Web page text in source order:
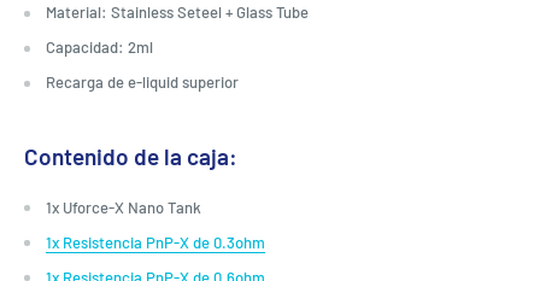
Material: Stainless Seteel + Glass Tube
Capacidad: 2ml
Recarga de e-liquid superior
Contenido de la caja:
1x Uforce-X Nano Tank
1x Resistencia PnP-X de 0.3ohm